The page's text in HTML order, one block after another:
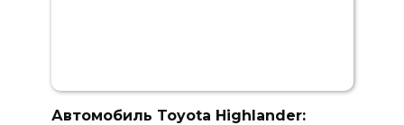
Автомобиль Toyota Highlander: